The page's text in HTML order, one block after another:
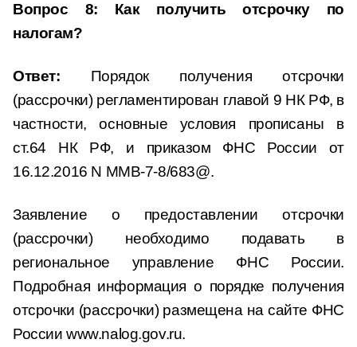
Вопрос 8: Как получить отсрочку по
налогам?
Ответ: Порядок получения отсрочки
(рассрочки) регламентирован главой 9 НК РФ, в
частности, основные условия прописаны в
ст.64 НК РФ, и приказом ФНС России от
16.12.2016 N ММВ-7-8/683@.
Заявление о предоставлении отсрочки
(рассрочки) необходимо подавать в
региональное управление ФНС России.
Подробная информация о порядке получения
отсрочки (рассрочки) размещена на сайте ФНС
России www.nalog.gov.ru.